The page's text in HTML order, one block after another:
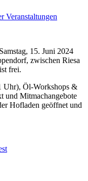
Veranstaltungen
15. Juni 2024
zwischen Riesa
frei.
Uhr), Öl-Workshops &
und Mitmachangebote
Hofladen geöffnet und